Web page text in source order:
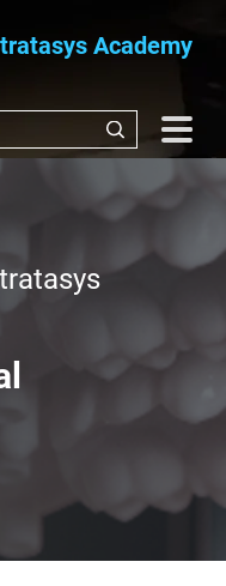
Academy